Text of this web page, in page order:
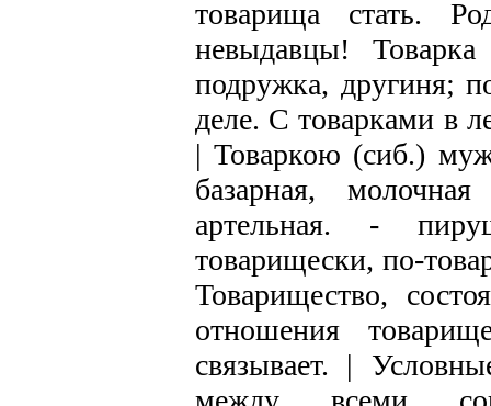
товарища стать.
невыдавцы!
подружка, другиня;
деле. С товарками в
| Товаркою (сиб.)
базарная,
артельная. -
товарищески, по-
Товарищество,
отношения
связывает. |